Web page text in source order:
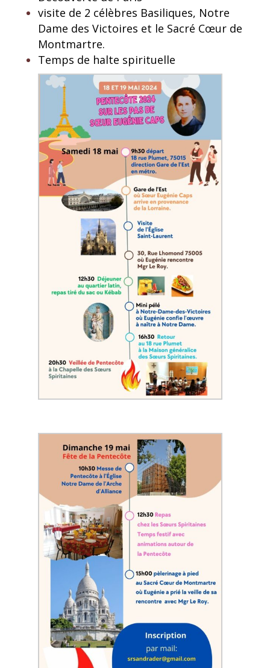
visite de 2 célèbres Basiliques, Notre
Dame des Victoires et le Sacré Cœur de
Montmartre.
Temps de halte spirituelle